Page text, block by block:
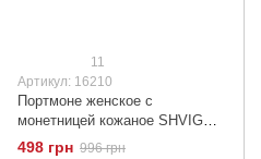
11
Артикул: 16210
Портмоне женское с
монетницей кожаное SHVIGEL
16210 Красное
498 грн 996 грн